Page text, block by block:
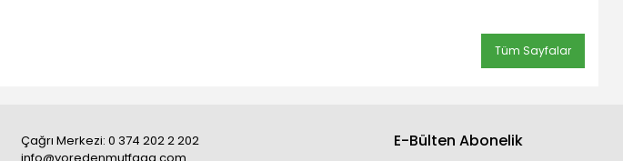
Tüm Sayfalar
Çağrı Merkezi: 0 374 202 2 202
E-Bülten Abonelik